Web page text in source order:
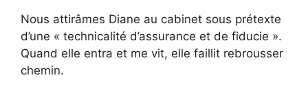
Nous attirâmes Diane au cabinet sous prétexte
d’une « technicalité d’assurance et de fiducie ».
Quand elle entra et me vit, elle faillit rebrousser
chemin.